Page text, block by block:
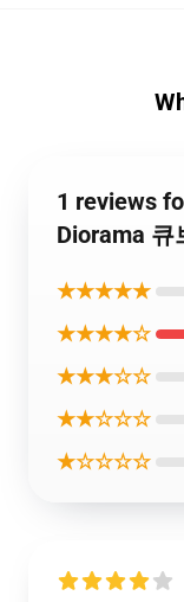
1 reviews
Diorama 큐
★★★★★
★★★★☆
★★★☆☆
★★☆☆☆
★☆☆☆☆